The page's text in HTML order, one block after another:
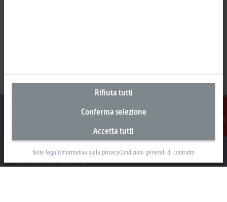
Contatti
Sede centrale Svizzera
Beckhoff Automation AG
Rifiuta tutti
Conferma selezione
Accetta tutti
Note legaliInformativa sulla privacyCondizioni generali di contratto